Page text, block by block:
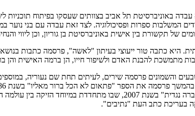
באוניברסיטת תל אביב בצוותים שעסקו בפיתוח
המשלבות ספרות ופסיכולוגיה. לצד זאת עבדה עם בני
של תקשורת בין אישית באוניברסיטת בן גוריון, וכן ליווי
היא כתבה טור ייעוצי בעיתון "לאשה", פרסמה כתבות בנושאי
מתמשכת להבנת האדם ולשיפור חייו, הן ברמה האישית והן
והשמונים פרסמה שירים, לעיתים תחת שם נעוריה,
ארוכה שבה לא פרסמה ספרים, שבה והוציאה לאור את ספר השירים
בעריכת כתב העת "נתיבים".